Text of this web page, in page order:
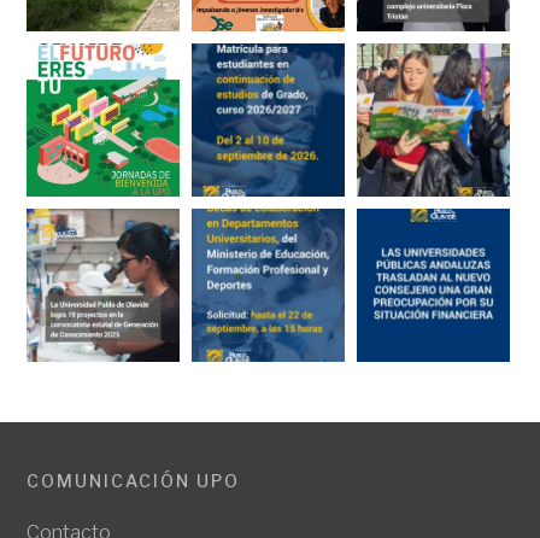
COMUNICACIÓN UPO
Contacto